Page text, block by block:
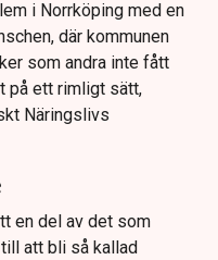
i Norrköping med en
där kommunen
som andra inte fått
på ett rimligt sätt,
Näringslivs
en del av det som
att bli så kallad